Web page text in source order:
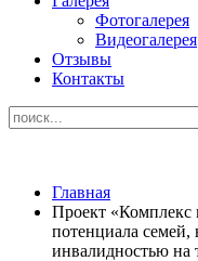
Фотогалерея
Видеогалерея
Отзывы
Контакты
Главная
Проект «Комплекс
потенциала
инвалидностью на